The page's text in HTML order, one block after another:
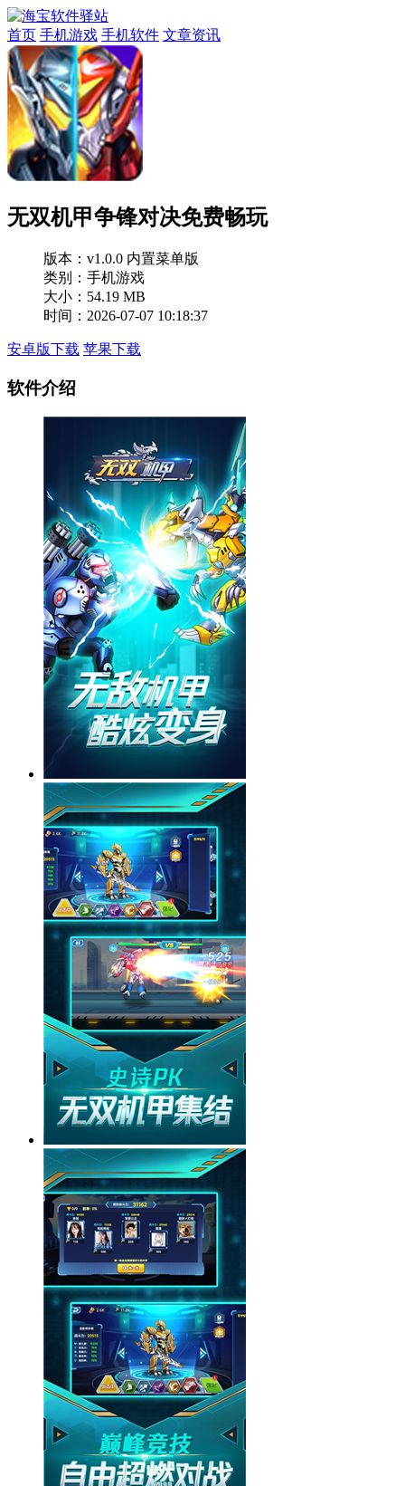
首页 手机游戏 手机软件 文章资讯
无双机甲争锋对决免费畅玩
版本： v1.0.0 内置菜单版
类别：手机游戏
大小：54.19 MB
时间：2026-07-07 10:18:37
安卓版下载 苹果下载
软件介绍